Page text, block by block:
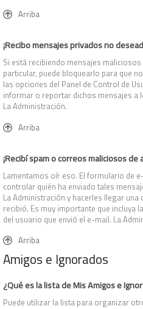
Arriba
¡Recibo mensajes privados no
Si está recibiendo mensajes
particular, puede bloquearlo para que
las opciones del Panel de Control de
informar o reportar dichos mensajes a
La Administración.
Arriba
¡Recibí spam o correos maliciosos
Lamentamos oír eso. El formulario de
controlar quién ha enviado tales
La Administración y hacerles llegar
recibió. Es muy importante que incluya
del usuario que envió el e-mail. La
Arriba
Amigos e Ignorados
¿Qué es la lista de Mis Amigos e
Puede utilizar la lista para organizar